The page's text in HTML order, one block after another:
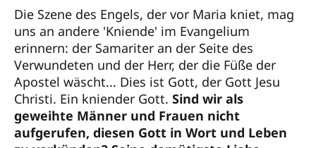
Die Szene des Engels, der vor Maria kniet, mag
uns an andere 'Kniende' im Evangelium
erinnern: der Samariter an der Seite des
Verwundeten und der Herr, der die Füße der
Apostel wäscht... Dies ist Gott, der Gott Jesu
Christi. Ein kniender Gott. Sind wir als
geweihte Männer und Frauen nicht
aufgerufen, diesen Gott in Wort und Leben